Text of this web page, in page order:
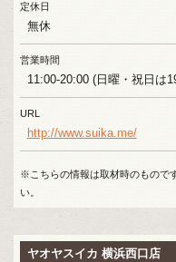
定休日
無休
営業時間
11:00-20:00 (日曜・祝日は
URL
http://www.suika.me/
※こちらの情報は取材時のもので
い。
ヤオヤスイカ 横浜西口店